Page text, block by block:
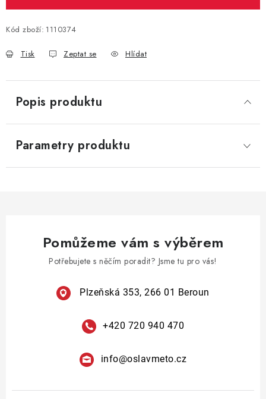
ORGANZY, STOLOVÉ ŠERPY
Kontakty
Obchodní podmínky
Podmínky ochrany osobních údajů
Kód zboží: 1110374
Tisk Zeptat se Hlídat
Popis produktu
Parametry produktu
Pomůžeme vám s výběrem
Potřebujete s něčím poradit? Jsme tu pro vás!
Plzeňská 353, 266 01 Beroun
+420 720 940 470
info@oslavmeto.cz